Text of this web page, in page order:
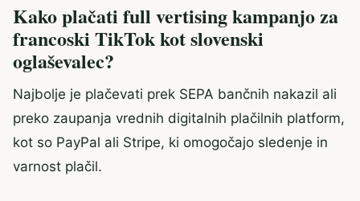
Kako plačati full vertising kampanjo za
francoski TikTok kot slovenski
oglaševalec?
Najbolje je plačevati prek SEPA bančnih nakazil ali
preko zaupanja vrednih digitalnih plačilnih platform,
kot so PayPal ali Stripe, ki omogočajo sledenje in
varnost plačil.